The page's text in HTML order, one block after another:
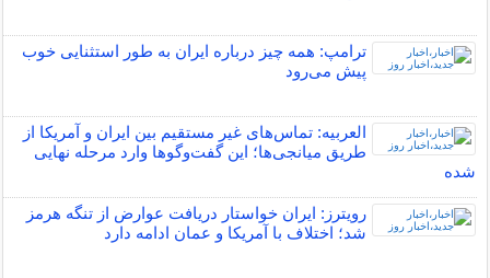
ترامپ: همه چیز درباره ایران به طور استثنایی خوب
پیش می‌رود
العربیه: تماس‌های غیر مستقیم بین ایران و آمریکا از
طریق میانجی‌ها؛ این گفت‌و‌گو‌ها وارد مرحله نهایی
شده
رویترز: ایران خواستار دریافت عوارض از تنگه هرمز
شد؛ اختلاف با آمریکا و عمان ادامه دارد